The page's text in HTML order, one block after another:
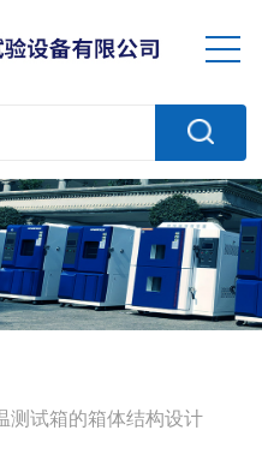
测试箱的箱体结构设计